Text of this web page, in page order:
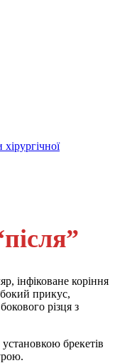
інфіковане коріння
прикус,
різця з
брекетів